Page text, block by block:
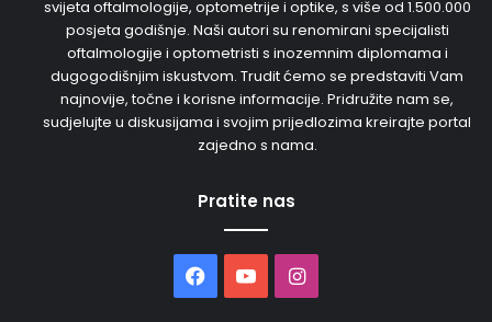
svijeta oftalmologije, optometrije i optike, s više od 1.500.000
posjeta godišnje. Naši autori su renomirani specijalisti
oftalmologije i optometristi s inozemnim diplomama i
dugogodišnjim iskustvom. Trudit ćemo se predstaviti Vam
najnovije, točne i korisne informacije. Pridružite nam se,
sudjelujte u diskusijama i svojim prijedlozima kreirajte portal
zajedno s nama.
Pratite nas
Facebook
YouTubeInstagram